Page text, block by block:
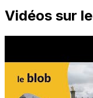
Vidéos sur